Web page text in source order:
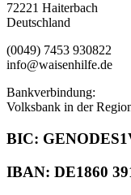
72221 Haiterbach
Deutschland
(0049) 7453 930822
info@waisenhilfe.de
Bankverbindung:
Volksbank in der
BIC:
IBAN: DE1860